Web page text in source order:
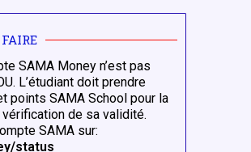
SAMA Money n’est pas
L’étudiant doit prendre
points SAMA School pour la
de sa validité.
SAMA sur:
status